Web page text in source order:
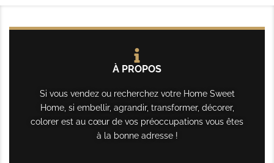
À PROPOS
Si vous vendez ou recherchez votre Home Sweet
Home, si embellir, agrandir, transformer, décorer,
colorer est au cœur de vos préoccupations vous êtes
à la bonne adresse !